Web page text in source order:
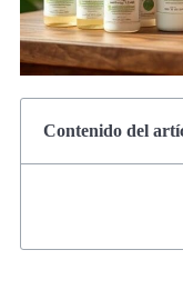
Contenido del